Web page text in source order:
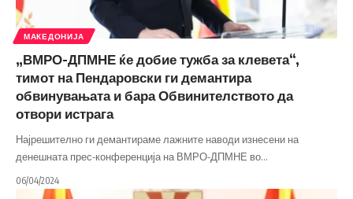
МАКЕДОНИЈА
„ВМРО-ДПМНЕ ќе добие тужба за клевета“,
тимот на Пендаровски ги демантира
обвинувањата и бара Обвинителството да
отвори истрага
Најрешително ги демантираме лажните наводи изнесени на
денешната прес-конференција на ВМРО-ДПМНЕ во…
06/04/2024